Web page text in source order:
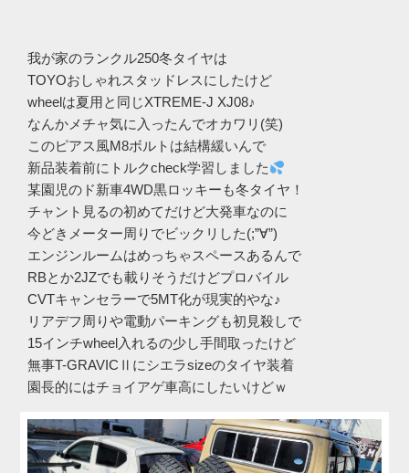
我が家のランクル250冬タイヤは
TOYOおしゃれスタッドレスにしたけど
wheelは夏用と同じXTREME-J XJ08♪
なんかメチャ気に入ったんでオカワリ(笑)
このピアス風M8ボルトは結構緩いんで
新品装着前にトルクcheck学習しました
某園児のド新車4WD黒ロッキーも冬タイヤ！
チャント見るの初めてだけど大発車なのに
今どきメーター周りでビックリした(;”∀”)
エンジンルームはめっちゃスペースあるんで
RBとか2JZでも載りそうだけどプロバイル
CVTキャンセラーで5MT化が現実的やな♪
リアデフ周りや電動パーキングも初見殺しで
15インチwheel入れるの少し手間取ったけど
無事T-GRAVICⅡにシエラsizeのタイヤ装着
園長的にはチョイアゲ車高にしたいけどｗ